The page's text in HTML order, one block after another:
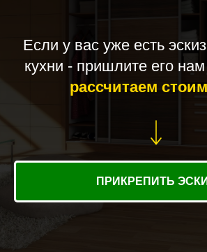
Если у вас уже есть
кухни - пришлите его нам
рассчитаем
ПРИКРЕПИТЬ